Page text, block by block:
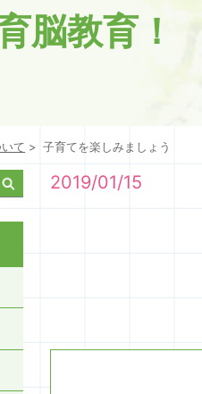
脳教育！
て 子育てを楽しみましょう
2019/01/15